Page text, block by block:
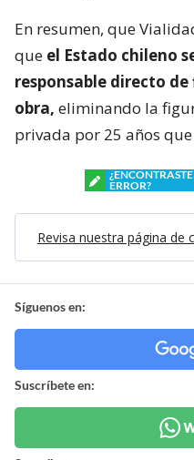
En resumen, que
que el Estado chileno
responsable directo
obra, eliminando la
privada por 25 años
ERROR?
Revisa nuestra página de
Síguenos en:
Suscríbete en: